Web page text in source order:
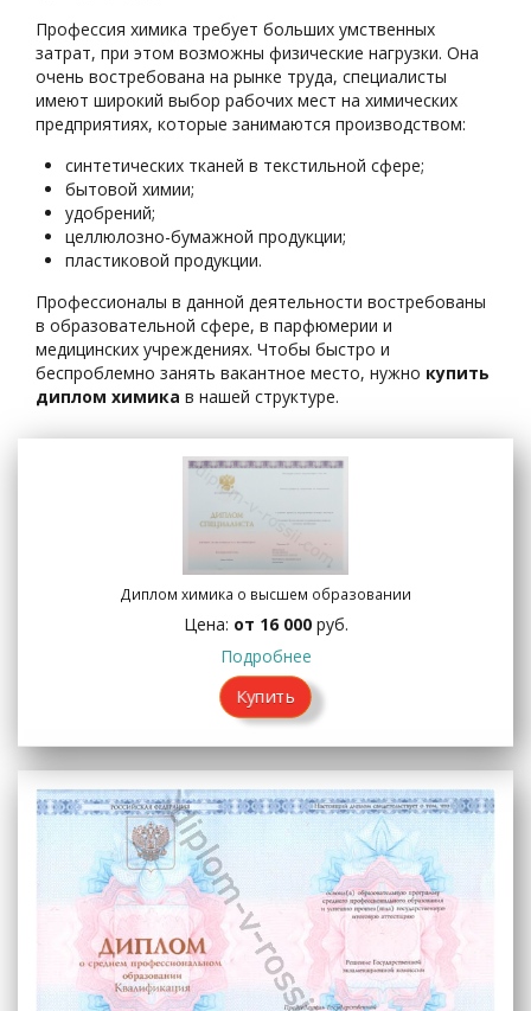
Профессия химика требует больших умственных
затрат, при этом возможны физические нагрузки. Она
очень востребована на рынке труда, специалисты
имеют широкий выбор рабочих мест на химических
предприятиях, которые занимаются производством:
синтетических тканей в текстильной сфере;
бытовой химии;
удобрений;
целлюлозно-бумажной продукции;
пластиковой продукции.
Профессионалы в данной деятельности востребованы
в образовательной сфере, в парфюмерии и
медицинских учреждениях. Чтобы быстро и
беспроблемно занять вакантное место, нужно купить
диплом химика в нашей структуре.
Диплом химика о высшем образовании
Цена: от 16 000руб.
Подробнее
Купить